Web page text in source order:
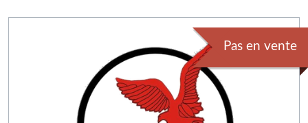
Pas en vente